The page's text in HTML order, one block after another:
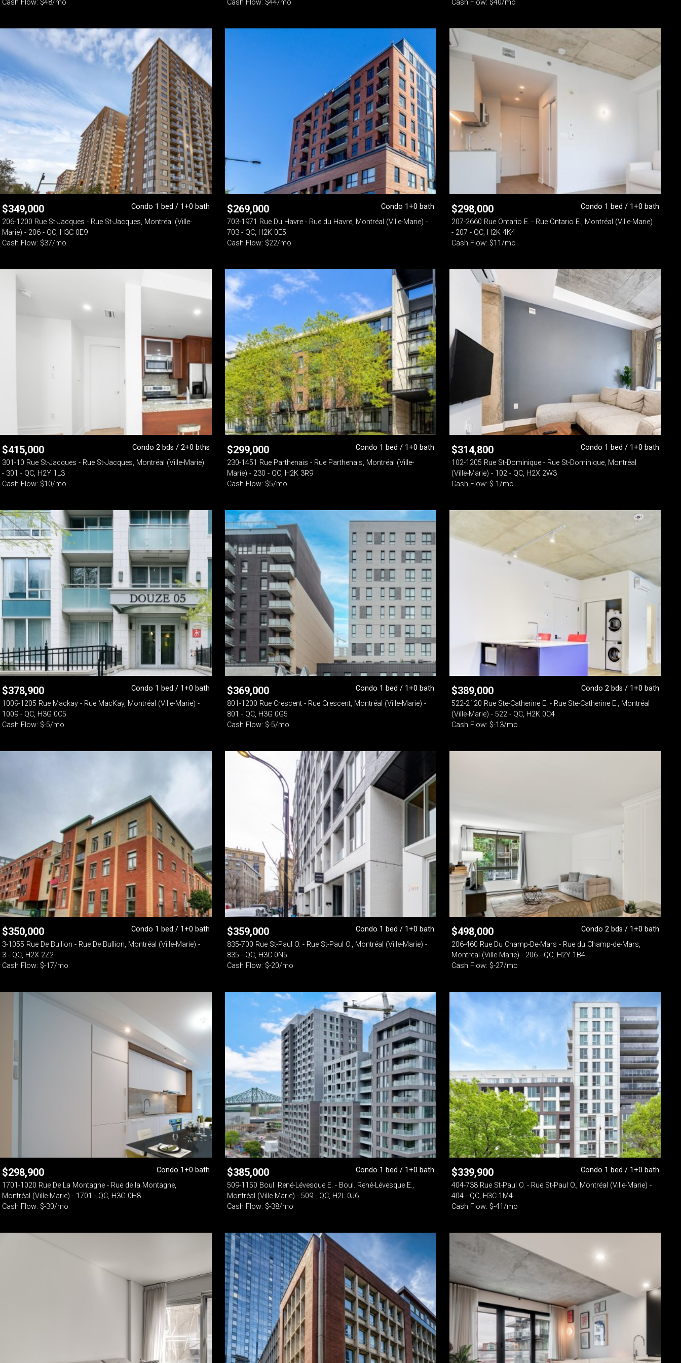
Cash Flow: $48/mo Cash Flow: $44/mo Cash Flow: $40/mo
$349,000
Condo 1 bed / 1+0 bath
206-1200 Rue St-Jacques - Rue St-Jacques, Montréal (Ville-
Marie) - 206 - QC, H3C 0E9
Cash Flow: $37/mo
$269,000
Condo 1+0 bath
703-1971 Rue Du Havre - Rue du Havre, Montréal (Ville-Marie) -
703 - QC, H2K 0E5
Cash Flow: $22/mo
$298,000
Condo 1 bed / 1+0 bath
207-2660 Rue Ontario E. - Rue Ontario E., Montréal (Ville-Marie)
- 207 - QC, H2K 4K4
Cash Flow: $11/mo
$415,000
Condo 2 bds / 2+0 bths
301-10 Rue St-Jacques - Rue St-Jacques, Montréal (Ville-Marie)
- 301 - QC, H2Y 1L3
Cash Flow: $10/mo
$299,000
Condo 1 bed / 1+0 bath
230-1451 Rue Parthenais - Rue Parthenais, Montréal (Ville-
Marie) - 230 - QC, H2K 3R9
Cash Flow: $5/mo
$314,800
Condo 1 bed / 1+0 bath
102-1205 Rue St-Dominique - Rue St-Dominique, Montréal
(Ville-Marie) - 102 - QC, H2X 2W3
Cash Flow: $-1/mo
$378,900
Condo 1 bed / 1+0 bath
1009-1205 Rue Mackay - Rue MacKay, Montréal (Ville-Marie) -
1009 - QC, H3G 0C5
Cash Flow: $-5/mo
$369,000
Condo 1 bed / 1+0 bath
801-1200 Rue Crescent - Rue Crescent, Montréal (Ville-Marie) -
801 - QC, H3G 0G5
Cash Flow: $-5/mo
$389,000
Condo 2 bds / 1+0 bath
522-2120 Rue Ste-Catherine E. - Rue Ste-Catherine E., Montréal
(Ville-Marie) - 522 - QC, H2K 0C4
Cash Flow: $-13/mo
$350,000
Condo 1 bed / 1+0 bath
3-1055 Rue De Bullion - Rue De Bullion, Montréal (Ville-Marie) -
3 - QC, H2X 2Z2
Cash Flow: $-17/mo
$359,000
Condo 1 bed / 1+0 bath
835-700 Rue St-Paul O. - Rue St-Paul O., Montréal (Ville-Marie) -
835 - QC, H3C 0N5
Cash Flow: $-20/mo
$498,000
Condo 2 bds / 1+0 bath
206-460 Rue Du Champ-De-Mars - Rue du Champ-de-Mars,
Montréal (Ville-Marie) - 206 - QC, H2Y 1B4
Cash Flow: $-27/mo
$298,900
Condo 1+0 bath
1701-1020 Rue De La Montagne - Rue de la Montagne,
Montréal (Ville-Marie) - 1701 - QC, H3G 0H8
Cash Flow: $-30/mo
$385,000
Condo 1 bed / 1+0 bath
509-1150 Boul. René-Lévesque E. - Boul. René-Lévesque E.,
Montréal (Ville-Marie) - 509 - QC, H2L 0J6
Cash Flow: $-38/mo
$339,900
Condo 1 bed / 1+0 bath
404-738 Rue St-Paul O. - Rue St-Paul O., Montréal (Ville-Marie) -
404 - QC, H3C 1M4
Cash Flow: $-41/mo